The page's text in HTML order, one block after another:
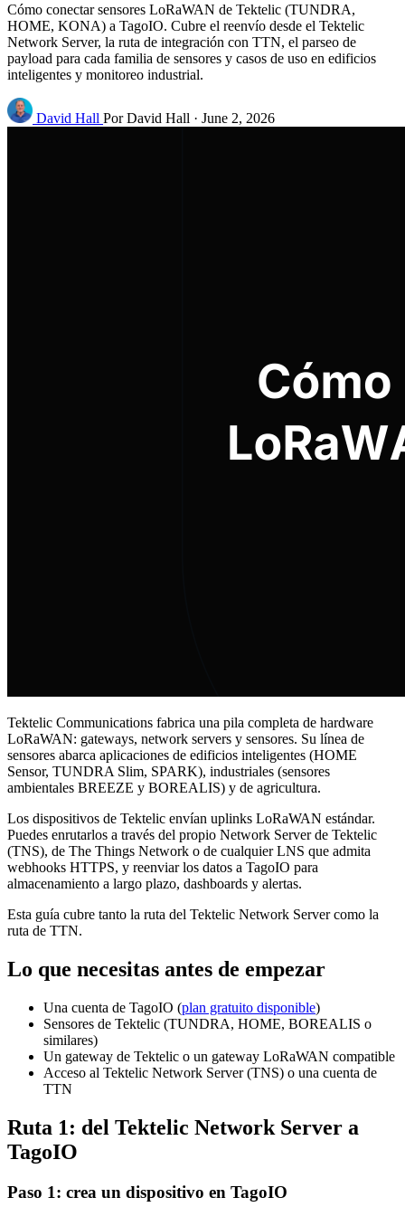
Cómo conectar sensores LoRaWAN de Tektelic (TUNDRA,
HOME, KONA) a TagoIO. Cubre el reenvío desde el Tektelic
Network Server, la ruta de integración con TTN, el parseo de
payload para cada familia de sensores y casos de uso en edificios
inteligentes y monitoreo industrial.
David Hall Por David Hall · June 2, 2026
Tektelic Communications fabrica una pila completa de hardware
LoRaWAN: gateways, network servers y sensores. Su línea de
sensores abarca aplicaciones de edificios inteligentes (HOME
Sensor, TUNDRA Slim, SPARK), industriales (sensores
ambientales BREEZE y BOREALIS) y de agricultura.
Los dispositivos de Tektelic envían uplinks LoRaWAN estándar.
Puedes enrutarlos a través del propio Network Server de Tektelic
(TNS), de The Things Network o de cualquier LNS que admita
webhooks HTTPS, y reenviar los datos a TagoIO para
almacenamiento a largo plazo, dashboards y alertas.
Esta guía cubre tanto la ruta del Tektelic Network Server como la
ruta de TTN.
Lo que necesitas antes de empezar
Una cuenta de TagoIO (plan gratuito disponible)
Sensores de Tektelic (TUNDRA, HOME, BOREALIS o
similares)
Un gateway de Tektelic o un gateway LoRaWAN compatible
Acceso al Tektelic Network Server (TNS) o una cuenta de
TTN
Ruta 1: del Tektelic Network Server a
TagoIO
Paso 1: crea un dispositivo en TagoIO